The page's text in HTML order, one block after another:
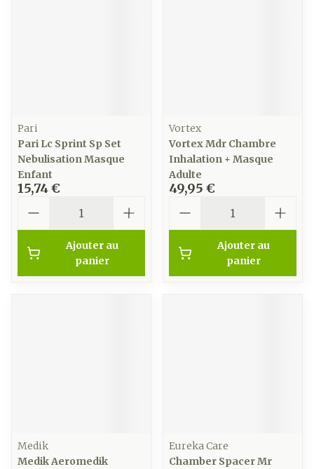
Pari
Pari Lc Sprint Sp Set
Nebulisation Masque
Enfant
15,74 €
Ajouter au
panier
Vortex
Vortex Mdr Chambre
Inhalation + Masque
Adulte
49,95 €
Ajouter au
panier
Medik
Medik Aeromedik
Eureka Care
Chamber Spacer Mr